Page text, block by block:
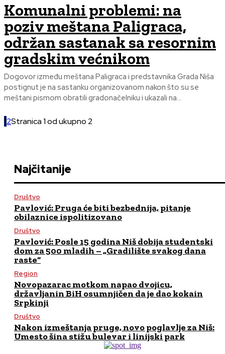
Komunalni problemi: na
poziv meštana Paligraca,
održan sastanak sa resornim
gradskim većnikom
Dogovor između meštana Paligraca i predstavnika Grada Niša
postignut je na sastanku organizovanom nakon što su se
meštani pismom obratili gradonačelniku i ukazali na...
12Stranica 1 od ukupno 2
Najčitanije
Društvo
Pavlović: Pruga će biti bezbednija, pitanje
obilaznice ispolitizovano
Društvo
Pavlović: Posle 15 godina Niš dobija studentski
dom za 500 mladih – „Gradilište svakog dana
raste“
Region
Novopazarac motkom napao dvojicu,
državljanin BiH osumnjičen da je dao kokain
Srpkinji
Društvo
Nakon izmeštanja pruge, novo poglavlje za Niš:
Umesto šina stižu bulevar i linijski park